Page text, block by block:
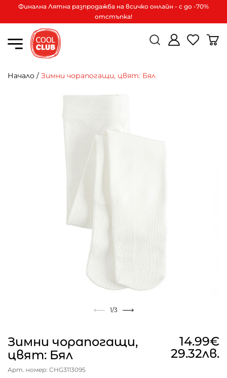
Финална Лятна разпродажба на всичко онлайн - с до -70%
отстъпка!
Начало / Зимни чорапогащи, цвят: Бял
1/3
Зимни чорапогащи,
цвят: Бял
Арт. номер: CHG3113095
14.99€
29.32лв.